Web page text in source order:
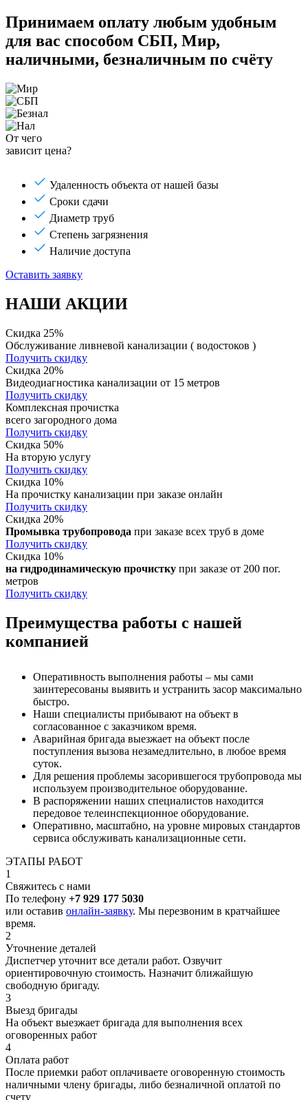
Принимаем оплату любым удобным
для вас способом СБП, Мир,
наличными, безналичным по счёту
От чего
зависит цена?
Удаленность объекта от нашей базы
Сроки сдачи
Диаметр труб
Степень загрязнения
Наличие доступа
Оставить заявку
НАШИ АКЦИИ
Скидка 25%
Обслуживание ливневой канализации ( водостоков )
Получить скидку
Скидка 20%
Видеодиагностика канализации от 15 метров
Получить скидку
Комплексная прочистка
всего загородного дома
Получить скидку
Скидка 50%
На вторую услугу
Получить скидку
Скидка 10%
На прочистку канализации при заказе онлайн
Получить скидку
Скидка 20%
Промывка трубопровода при заказе всех труб в доме
Получить скидку
Скидка 10%
на гидродинамическую прочистку при заказе от 200 пог.
метров
Получить скидку
Преимущества работы с нашей
компанией
Оперативность выполнения работы – мы сами
заинтересованы выявить и устранить засор максимально
быстро.
Наши специалисты прибывают на объект в
согласованное с заказчиком время.
Аварийная бригада выезжает на объект после
поступления вызова незамедлительно, в любое время
суток.
Для решения проблемы засорившегося трубопровода мы
используем производительное оборудование.
В распоряжении наших специалистов находится
передовое телеинспекционное оборудование.
Оперативно, масштабно, на уровне мировых стандартов
сервиса обслуживать канализационные сети.
ЭТАПЫ РАБОТ
1
Свяжитесь с нами
По телефону +7 929 177 5030
или оставив онлайн-заявку. Мы перезвоним в кратчайшее
время.
2
Уточнение деталей
Диспетчер уточнит все детали работ. Озвучит
ориентировочную стоимость. Назначит ближайшую
свободную бригаду.
3
Выезд бригады
На объект выезжает бригада для выполнения всех
оговоренных работ
4
Оплата работ
После приемки работ оплачиваете оговоренную стоимость
наличными члену бригады, либо безналичной оплатой по
счету